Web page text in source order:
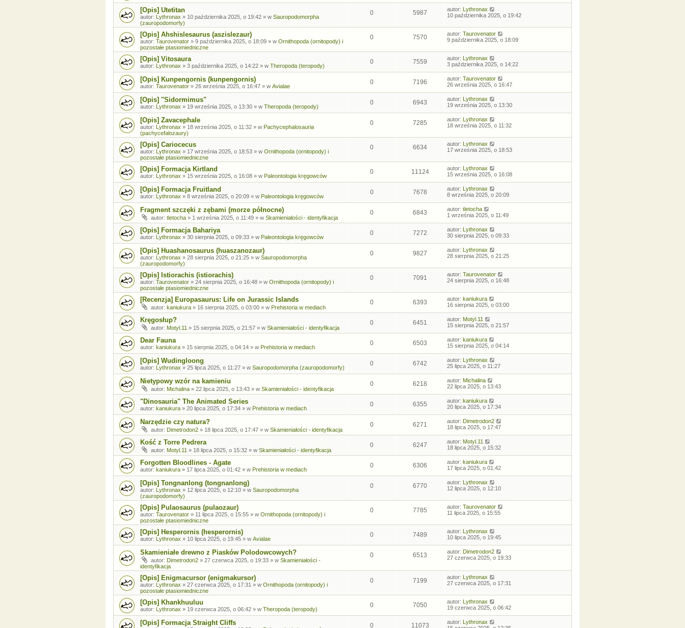
[Opis] Utetitan
autor: Lythronax » 10 października 2025, o 19:42 » w Sauropodomorpha
(zauropodomorfy)
0 5987 autor: Lythronax
10 października 2025, o 19:42
[Opis] Ahshislesaurus (aszislezaur)
autor: Taurovenator » 9 października 2025, o 18:09 » w Ornithopoda (ornitopody) i
pozostałe ptasiomiedniczne
0 7570 autor: Taurovenator
9 października 2025, o 18:09
[Opis] Vitosaura
autor: Lythronax » 3 października 2025, o 14:22 » w Theropoda (teropody)
0 7559 autor: Lythronax
3 października 2025, o 14:22
[Opis] Kunpengornis (kunpengornis)
autor: Taurovenator » 26 września 2025, o 16:47 » w Avialae
0 7196 autor: Taurovenator
26 września 2025, o 16:47
[Opis] "Sidormimus"
autor: Lythronax » 19 września 2025, o 13:30 » w Theropoda (teropody)
0 6943 autor: Lythronax
19 września 2025, o 13:30
[Opis] Zavacephale
autor: Lythronax » 18 września 2025, o 11:32 » w Pachycephalosauria
(pachycefalozaury)
0 7285 autor: Lythronax
18 września 2025, o 11:32
[Opis] Cariocecus
autor: Lythronax » 17 września 2025, o 18:53 » w Ornithopoda (ornitopody) i
pozostałe ptasiomiedniczne
0 6634 autor: Lythronax
17 września 2025, o 18:53
[Opis] Formacja Kirtland
autor: Lythronax » 15 września 2025, o 16:08 » w Paleontologia kręgowców
0 11124 autor: Lythronax
15 września 2025, o 16:08
[Opis] Formacja Fruitland
autor: Lythronax » 8 września 2025, o 20:09 » w Paleontologia kręgowców
0 7678 autor: Lythronax
8 września 2025, o 20:09
Fragment szczęki z zębami (morze północne)
autor: tletocha » 1 września 2025, o 11:49 » w Skamieniałości - identyfikacja
0 6843 autor: tletocha
1 września 2025, o 11:49
[Opis] Formacja Bahariya
autor: Lythronax » 30 sierpnia 2025, o 09:33 » w Paleontologia kręgowców
0 7272 autor: Lythronax
30 sierpnia 2025, o 09:33
[Opis] Huashanosaurus (huaszanozaur)
autor: Lythronax » 28 sierpnia 2025, o 21:25 » w Sauropodomorpha
(zauropodomorfy)
0 9827 autor: Lythronax
28 sierpnia 2025, o 21:25
[Opis] Istiorachis (istiorachis)
autor: Taurovenator » 24 sierpnia 2025, o 16:48 » w Ornithopoda (ornitopody) i
pozostałe ptasiomiedniczne
0 7091 autor: Taurovenator
24 sierpnia 2025, o 16:48
[Recenzja] Europasaurus: Life on Jurassic Islands
autor: kaniukura » 16 sierpnia 2025, o 03:00 » w Prehistoria w mediach
0 6393 autor: kaniukura
16 sierpnia 2025, o 03:00
Kręgosłup?
autor: Motyl.11 » 15 sierpnia 2025, o 21:57 » w Skamieniałości - identyfikacja
0 6451 autor: Motyl.11
15 sierpnia 2025, o 21:57
Dear Fauna
autor: kaniukura » 15 sierpnia 2025, o 04:14 » w Prehistoria w mediach
0 6503 autor: kaniukura
15 sierpnia 2025, o 04:14
[Opis] Wudingloong
autor: Lythronax » 25 lipca 2025, o 11:27 » w Sauropodomorpha (zauropodomorfy)
0 6742 autor: Lythronax
25 lipca 2025, o 11:27
Nietypowy wzór na kamieniu
autor: Michalina » 22 lipca 2025, o 13:43 » w Skamieniałości - identyfikacja
0 6218 autor: Michalina
22 lipca 2025, o 13:43
"Dinosauria" The Animated Series
autor: kaniukura » 20 lipca 2025, o 17:34 » w Prehistoria w mediach
0 6355 autor: kaniukura
20 lipca 2025, o 17:34
Narzędzie czy natura?
autor: Dimetrodon2 » 18 lipca 2025, o 17:47 » w Skamieniałości - identyfikacja
0 6271 autor: Dimetrodon2
18 lipca 2025, o 17:47
Kość z Torre Pedrera
autor: Motyl.11 » 18 lipca 2025, o 15:32 » w Skamieniałości - identyfikacja
0 6247 autor: Motyl.11
18 lipca 2025, o 15:32
Forgotten Bloodlines - Agate
autor: kaniukura » 17 lipca 2025, o 01:42 » w Prehistoria w mediach
0 6306 autor: kaniukura
17 lipca 2025, o 01:42
[Opis] Tongnanlong (tongnanlong)
autor: Lythronax » 12 lipca 2025, o 12:10 » w Sauropodomorpha
(zauropodomorfy)
0 6770 autor: Lythronax
12 lipca 2025, o 12:10
[Opis] Pulaosaurus (pulaozaur)
autor: Taurovenator » 11 lipca 2025, o 15:55 » w Ornithopoda (ornitopody) i
pozostałe ptasiomiedniczne
0 7785 autor: Taurovenator
11 lipca 2025, o 15:55
[Opis] Hesperornis (hesperornis)
autor: Lythronax » 10 lipca 2025, o 19:45 » w Avialae
0 7489 autor: Lythronax
10 lipca 2025, o 19:45
Skamieniałe drewno z Piasków Polodowcowych?
autor: Dimetrodon2 » 27 czerwca 2025, o 19:33 » w Skamieniałości -
identyfikacja
0 6513 autor: Dimetrodon2
27 czerwca 2025, o 19:33
[Opis] Enigmacursor (enigmakursor)
autor: Lythronax » 27 czerwca 2025, o 17:31 » w Ornithopoda (ornitopody) i
pozostałe ptasiomiedniczne
0 7199 autor: Lythronax
27 czerwca 2025, o 17:31
[Opis] Khankhuuluu
autor: Lythronax » 19 czerwca 2025, o 06:42 » w Theropoda (teropody)
0 7050 autor: Lythronax
19 czerwca 2025, o 06:42
[Opis] Formacja Straight Cliffs 0 11073 autor: Lythronax